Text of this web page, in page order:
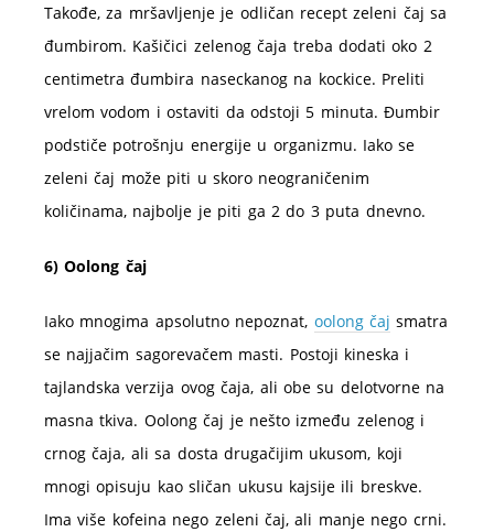
Takođe, za mršavljenje je odličan recept zeleni čaj sa
đumbirom. Kašičici zelenog čaja treba dodati oko 2
centimetra đumbira naseckanog na kockice. Preliti
vrelom vodom i ostaviti da odstoji 5 minuta. Đumbir
podstiče potrošnju energije u organizmu. Iako se
zeleni čaj može piti u skoro neograničenim
količinama, najbolje je piti ga 2 do 3 puta dnevno.
6) Oolong čaj
Iako mnogima apsolutno nepoznat, oolong čaj smatra
se najjačim sagorevačem masti. Postoji kineska i
tajlandska verzija ovog čaja, ali obe su delotvorne na
masna tkiva. Oolong čaj je nešto između zelenog i
crnog čaja, ali sa dosta drugačijim ukusom, koji
mnogi opisuju kao sličan ukusu kajsije ili breskve.
Ima više kofeina nego zeleni čaj, ali manje nego crni.